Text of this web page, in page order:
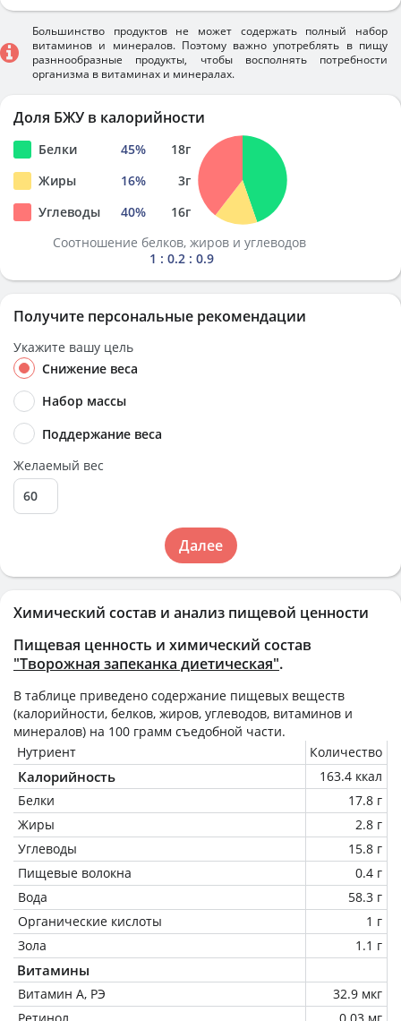
Химический состав и анализ пищевой ценности
Пищевая ценность и химический состав
"Творожная запеканка диетическая".
В таблице приведено содержание пищевых веществ
(калорийности, белков, жиров, углеводов, витаминов и
минералов) на 100 грамм съедобной части.
Нутриент
Количество
Калорийность
163.4 ккал
Белки
17.8 г
Жиры
2.8 г
Углеводы
15.8 г
Пищевые волокна
0.4 г
Вода
58.3 г
Органические кислоты
1 г
Зола
1.1 г
Витамины
Витамин А, РЭ
32.9 мкг
Большинство продуктов не может содержать полный набор
витаминов и минералов. Поэтому важно употреблять в пищу
разннообразные продукты, чтобы восполнять потребности
организма в витаминах и минералах.
Доля БЖУ в калорийности
Белки 45% 18г
Жиры
16% 3г
Углеводы
40% 16г
Соотношение белков, жиров и углеводов
1 : 0.2 : 0.9
Получите персональные рекомендации
Укажите вашу цель
Снижение веса
Набор массы
Поддержание веса
Желаемый вес
Далее